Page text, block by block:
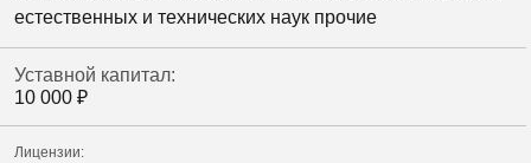
естественных и технических наук прочие
Уставной капитал:
10 000 ₽
Лицензии: